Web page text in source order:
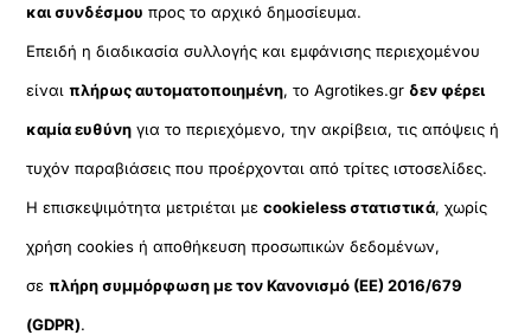
και συνδέσμου προς το αρχικό δημοσίευμα.
Επειδή η διαδικασία συλλογής και εμφάνισης περιεχομένου
είναιπλήρως αυτοματοποιημένη, το Agrotikes.gr δεν φέρει
καμία ευθύνη για το περιεχόμενο, την ακρίβεια, τις απόψεις ή
τυχόν παραβιάσεις που προέρχονται από τρίτες ιστοσελίδες.
Η επισκεψιμότητα μετριέται μεcookieless στατιστικά, χωρίς
χρήση cookies ή αποθήκευση προσωπικών δεδομένων,
σεπλήρη συμμόρφωση με τον Κανονισμό (ΕΕ) 2016/679
(GDPR).